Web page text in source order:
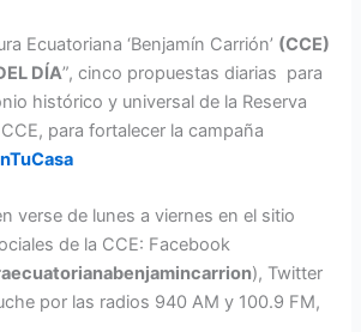
Ecuatoriana ‘Benjamín Carrión’ (CCE)
DÍA”, cinco propuestas diarias para
histórico y universal de la Reserva
para fortalecer la campaña
verse de lunes a viernes en el sitio
de la CCE: Facebook
), Twitter
por las radios 940 AM y 100.9 FM,